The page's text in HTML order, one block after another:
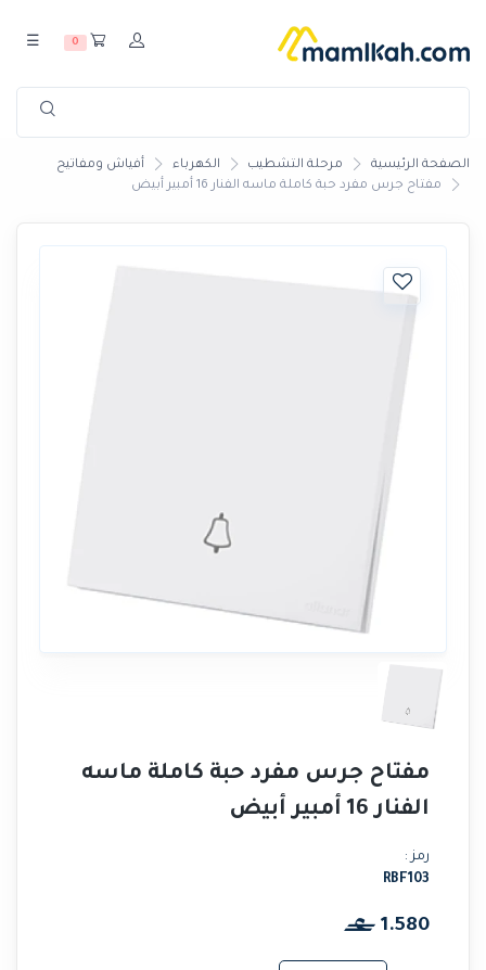
0
☰
الصفحة الرئيسية مرحلة التشطيب الكهرباء
أفياش ومفاتيح
مفتاح جرس مفرد حبة كاملة ماسه الفنار 16 أمبير أبيض
مفتاح جرس مفرد حبة كاملة ماسه
الفنار 16 أمبير أبيض
رمز :
RBF103
1.580